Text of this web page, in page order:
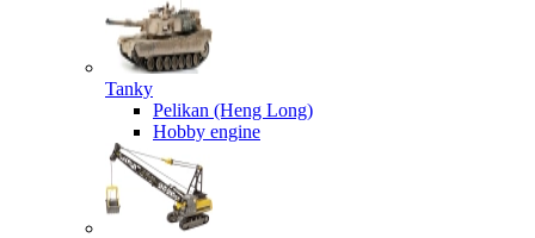
Tanky
Pelikan (Heng Long)
Hobby engine